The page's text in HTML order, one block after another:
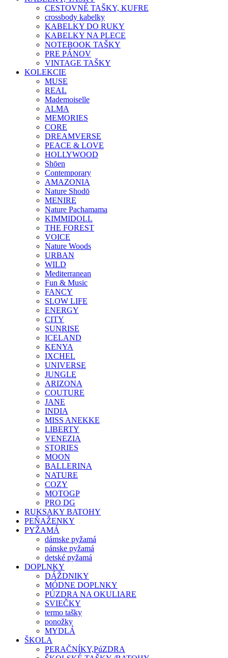
CESTOVNÉ TAŠKY, KUFRE
crossbody kabelky
KABELKY DO RUKY
KABELKY NA PLECE
NOTEBOOK TAŠKY
PRE PÁNOV
VINTAGE TAŠKY
KOLEKCIE
MUSE
REAL
Mademoiselle
ALMA
MEMORIES
CORE
DREAMVERSE
PEACE & LOVE
HOLLYWOOD
Shōen
Contemporary
AMAZONIA
Nature Shodō
MENIRE
Nature Pachamama
KIMMIDOLL
THE FOREST
VOICE
Nature Woods
URBAN
WILD
Mediterranean
Fun & Music
FANCY
SLOW LIFE
ENERGY
CITY
SUNRISE
ICELAND
KENYA
IXCHEL
UNIVERSE
JUNGLE
ARIZONA
COUTURE
JANE
INDIA
MISS ANEKKE
LIBERTY
VENEZIA
STORIES
MOON
BALLERINA
NATURE
COZY
MOTOGP
PRO DG
RUKSAKY BATOHY
PEŇAŽENKY
PYŽAMÁ
dámske pyžamá
pánske pyžamá
detské pyžamá
DOPLNKY
DÁŽDNIKY
MÓDNE DOPLNKY
PÚZDRA NA OKULIARE
SVIEČKY
termo tašky
ponožky
MYDLÁ
ŠKOLA
PERAČNÍKY,PúZDRA